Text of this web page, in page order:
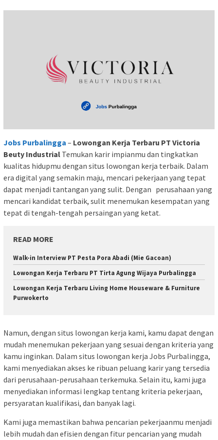
Jobs Purbalingga – Lowongan Kerja Terbaru PT Victoria
Beuty Industrial Temukan karir impianmu dan tingkatkan
kualitas hidupmu dengan situs lowongan kerja terbaik. Dalam
era digital yang semakin maju, mencari pekerjaan yang tepat
dapat menjadi tantangan yang sulit. Dengan perusahaan yang
mencari kandidat terbaik, sulit menemukan kesempatan yang
tepat di tengah-tengah persaingan yang ketat.
READ MORE
Walk-in Interview PT Pesta Pora Abadi (Mie Gacoan)
Lowongan Kerja Terbaru PT Tirta Agung Wijaya Purbalingga
Lowongan Kerja Terbaru Living Home Houseware & Furniture
Purwokerto
Namun, dengan situs lowongan kerja kami, kamu dapat dengan
mudah menemukan pekerjaan yang sesuai dengan kriteria yang
kamu inginkan. Dalam situs lowongan kerja Jobs Purbalingga,
kami menyediakan akses ke ribuan peluang karir yang tersedia
dari perusahaan-perusahaan terkemuka. Selain itu, kami juga
menyediakan informasi lengkap tentang kriteria pekerjaan,
persyaratan kualifikasi, dan banyak lagi.
Kami juga memastikan bahwa pencarian pekerjaanmu menjadi
lebih mudah dan efisien dengan fitur pencarian yang mudah